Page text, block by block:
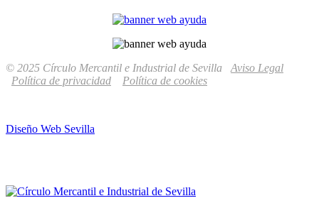
© 2025 Círculo Mercantil e Industrial de Sevilla Aviso Legal
Política de privacidad
Política de cookies
Diseño Web Sevilla